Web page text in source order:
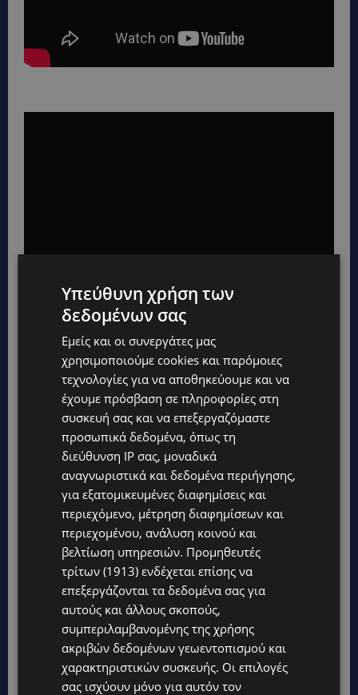
ΔΙΑΒΑΣΤΕ ΕΠΙΣΗΣ:
ΤΟ ΜΙΚΡΟ «ΘΑΥΜΑ ΤΗΣ ΖΩΗΣ»: Από τα 920
γραμμάρια στα πέντε χρόνια-Η ιστορία της
μικρής Μ.Τ.-Πόσα πρόωρα μωρά γεννιούνται
στην Κύπρο
Υπεύθυνη χρήση των
δεδομένων σας
Εμείς και οι συνεργάτες μας
χρησιμοποιούμε cookies και παρόμοιες
τεχνολογίες για να αποθηκεύουμε και να
έχουμε πρόσβαση σε πληροφορίες στη
συσκευή σας και να επεξεργαζόμαστε
προσωπικά δεδομένα, όπως τη
διεύθυνση IP σας, μοναδικά
αναγνωριστικά και δεδομένα περιήγησης,
για εξατομικευμένες διαφημίσεις και
περιεχόμενο, μέτρηση διαφημίσεων και
περιεχομένου, ανάλυση κοινού και
βελτίωση υπηρεσιών. Προμηθευτές
τρίτων (1913) ενδέχεται επίσης να
επεξεργάζονται τα δεδομένα σας για
αυτούς και άλλους σκοπούς,
συμπεριλαμβανομένης της χρήσης
ακριβών δεδομένων γεωεντοπισμού και
χαρακτηριστικών συσκευής. Οι επιλογές
σας ισχύουν μόνο για αυτόν τον